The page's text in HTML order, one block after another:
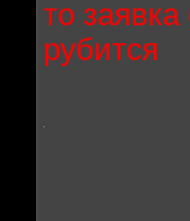
то
рубится